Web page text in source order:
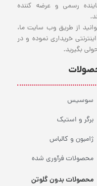
رسمی و عرضه کننده
از طریق وب سایت ما،
خریداری نموده و در
بگیرید.
سوسیس
برگر و استیک
ژامبون و کالباس
محصولات فرآوری شده
محصولات بدون گلوتن